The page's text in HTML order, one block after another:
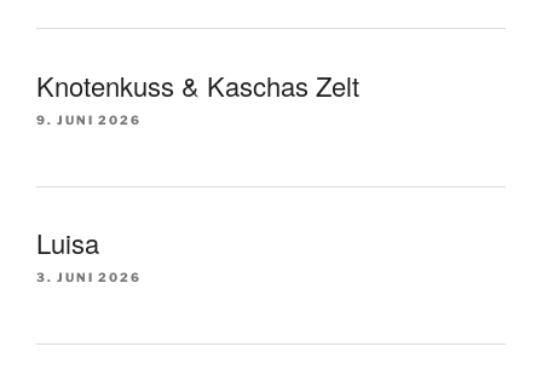
Knotenkuss & Kaschas Zelt
9. JUNI 2026
Luisa
3. JUNI 2026